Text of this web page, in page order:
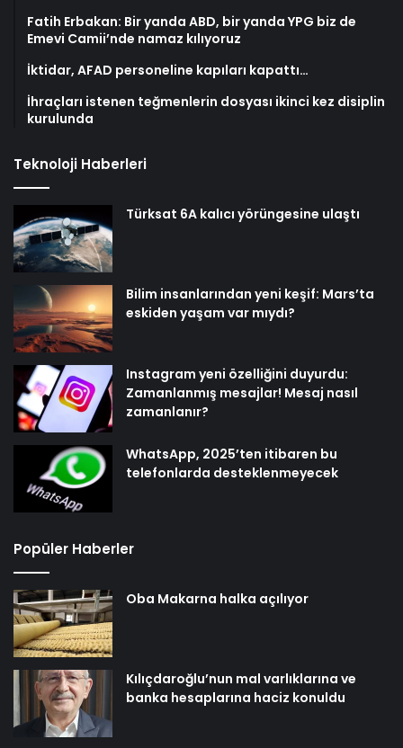
Fatih Erbakan: Bir yanda ABD, bir yanda YPG biz de
Emevi Camii’nde namaz kılıyoruz
İktidar, AFAD personeline kapıları kapattı…
İhraçları istenen teğmenlerin dosyası ikinci kez disiplin
kurulunda
Teknoloji Haberleri
Türksat 6A kalıcı yörüngesine ulaştı
Bilim insanlarından yeni keşif: Mars’ta
eskiden yaşam var mıydı?
Instagram yeni özelliğini duyurdu:
Zamanlanmış mesajlar! Mesaj nasıl
zamanlanır?
WhatsApp, 2025’ten itibaren bu
telefonlarda desteklenmeyecek
Popüler Haberler
Oba Makarna halka açılıyor
Kılıçdaroğlu’nun mal varlıklarına ve
banka hesaplarına haciz konuldu